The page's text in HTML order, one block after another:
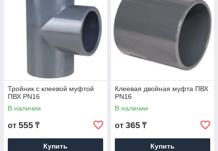
Тройник с клеевой муфтой
ПВХ PN16
В наличии
от 555 ₸
Купить
Клеевая двойная муфта ПВХ
PN16
В наличии
от 365 ₸
Купить